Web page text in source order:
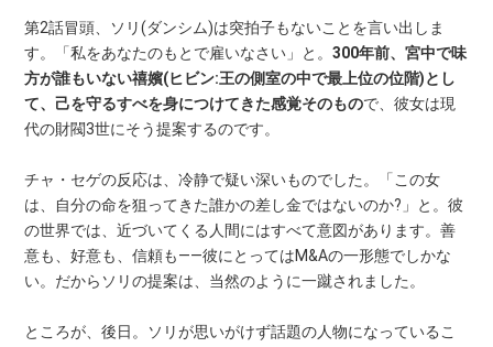
第2話冒頭、ソリ(ダンシム)は突拍子もないことを言い出しま
す。「私をあなたのもとで雇いなさい」と。300年前、宮中で味
方が誰もいない禧嬪(ヒビン:王の側室の中で最上位の位階)とし
て、己を守るすべを身につけてきた感覚そのもので、彼女は現
代の財閥3世にそう提案するのです。
チャ・セゲの反応は、冷静で疑い深いものでした。「この女
は、自分の命を狙ってきた誰かの差し金ではないのか?」と。彼
の世界では、近づいてくる人間にはすべて意図があります。善
意も、好意も、信頼も——彼にとってはM&Aの一形態でしかな
い。だからソリの提案は、当然のように一蹴されました。
ところが、後日。ソリが思いがけず話題の人物になっているこ